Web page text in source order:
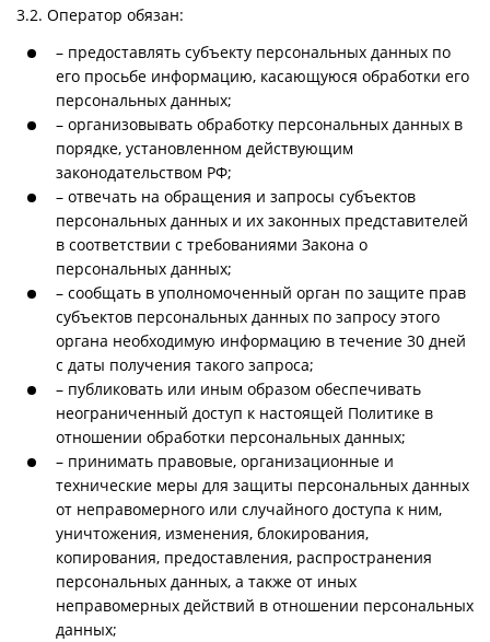
3.2. Оператор обязан:
– предоставлять субъекту персональных данных по
его просьбе информацию, касающуюся обработки его
персональных данных;
– организовывать обработку персональных данных в
порядке, установленном действующим
законодательством РФ;
– отвечать на обращения и запросы субъектов
персональных данных и их законных представителей
в соответствии с требованиями Закона о
персональных данных;
– сообщать в уполномоченный орган по защите прав
субъектов персональных данных по запросу этого
органа необходимую информацию в течение 30 дней
с даты получения такого запроса;
– публиковать или иным образом обеспечивать
неограниченный доступ к настоящей Политике в
отношении обработки персональных данных;
– принимать правовые, организационные и
технические меры для защиты персональных данных
от неправомерного или случайного доступа к ним,
уничтожения, изменения, блокирования,
копирования, предоставления, распространения
персональных данных, а также от иных
неправомерных действий в отношении персональных
данных;